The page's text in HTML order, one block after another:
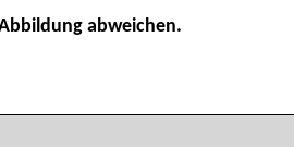
abweichen.